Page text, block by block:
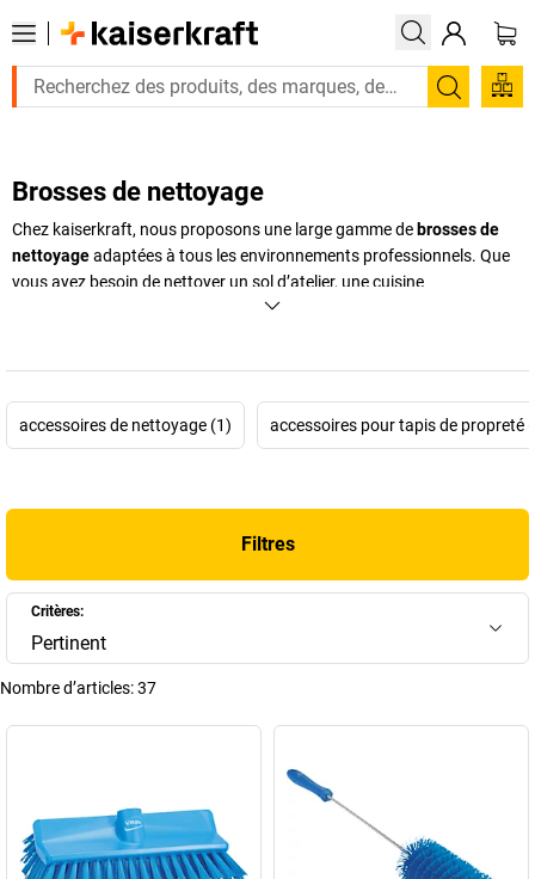
Brosses de nettoyage
Chez kaiserkraft, nous proposons une large gamme de brosses de
nettoyageadaptées à tous les environnements professionnels. Que
vous ayez besoin de nettoyer un sol d’atelier, une cuisine
professionnelle, un véhicule ou des équipements alimentaires, vous
durabilité. Disponibles en différents formats, textures et couleurs
brosse adaptée à vos opérations de nettoyage les plus spécifiques.
+Afficher plus
accessoires de nettoyage (1) accessoires pour tapis de propreté
Filtres
Critères:
Pertinent
Nombre d’articles:37